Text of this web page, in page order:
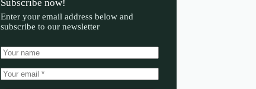
Subscribe now!
Enter your email address below and
subscribe to our newsletter